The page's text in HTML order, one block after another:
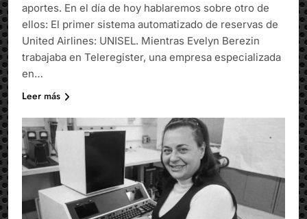
aportes. En el día de hoy hablaremos sobre otro de
ellos: El primer sistema automatizado de reservas de
United Airlines: UNISEL. Mientras Evelyn Berezin
trabajaba en Teleregister, una empresa especializada
en…
Leer más